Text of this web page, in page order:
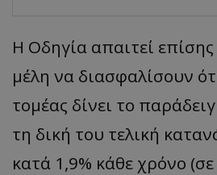
Η Οδηγία απαιτεί
μέλη να διασφαλίσουν
τομέας δίνει το
τη δική του τελική
κατά 1,9% κάθε χρόνο